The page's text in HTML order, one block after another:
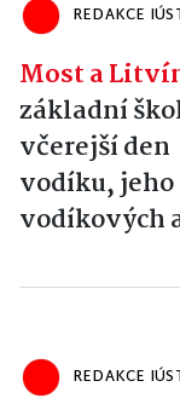
REDAKCE
Most a
základní
včerejší
vodíku,
vodíkových
REDAKCE